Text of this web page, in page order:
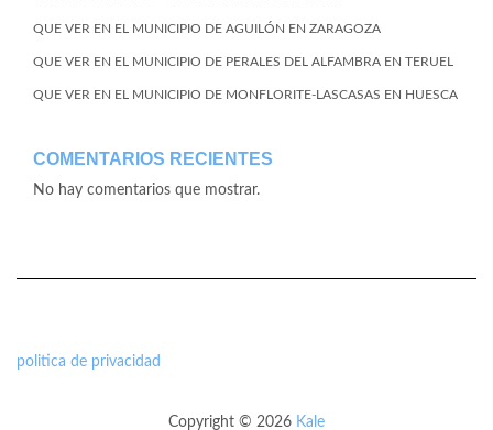
QUE VER EN EL MUNICIPIO DE AGUILÓN EN ZARAGOZA
QUE VER EN EL MUNICIPIO DE PERALES DEL ALFAMBRA EN TERUEL
QUE VER EN EL MUNICIPIO DE MONFLORITE-LASCASAS EN HUESCA
COMENTARIOS RECIENTES
No hay comentarios que mostrar.
politica de privacidad
Copyright © 2026 Kale